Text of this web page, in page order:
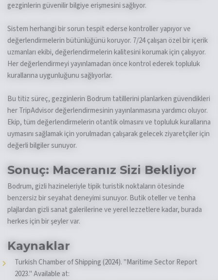
gezginlerin güvenilir bilgiye erişmesini sağlıyor.
Sistem herhangi bir sorun tespit ederse kontroller yapıyor ve
değerlendirmelerin bütünlüğünü koruyor. 7/24 çalışan özel bir içerik
uzmanları ekibi, değerlendirmelerin kalitesini korumak için çalışıyor.
Her değerlendirmeyi yayınlamadan önce kontrol ederek topluluk
kurallarına uygunluğunu sağlıyorlar.
Bu titiz süreç, gezginlerin Bodrum tatillerini planlarken güvendikleri
her TripAdvisor değerlendirmesinin yayınlanmasına yardımcı oluyor.
Ekip, tüm değerlendirmelerin otantik olmasını ve topluluk kurallarına
uymasını sağlamak için yorulmadan çalışarak gelecek ziyaretçiler için
değerli bilgiler sunuyor.
Sonuç: Maceranız Sizi Bekliyor
Bodrum, gizli hazineleriyle tipik turistik noktaların ötesinde
benzersiz bir seyahat deneyimi sunuyor. Butik oteller ve tenha
plajlardan gizli sanat galerilerine ve yerel lezzetlere kadar, burada
herkes için bir şeyler var.
Kaynaklar
Turkish Chamber of Shipping (2024). "Maritime Sector Report
2023." Available at: